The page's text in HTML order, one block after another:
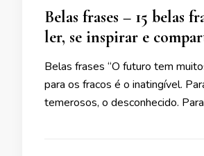
Belas frases – 15 belas
ler, se inspirar e
Belas frases “O futuro tem
para os fracos é o inatingível.
temerosos, o desconhecido.